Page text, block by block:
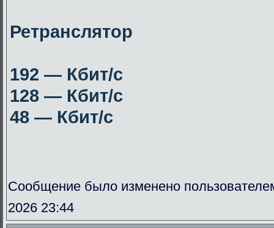
Ретранслятор
192 — Кбит/с
128 — Кбит/с
48 — Кбит/с
Сообщение было изменено
2026 23:44